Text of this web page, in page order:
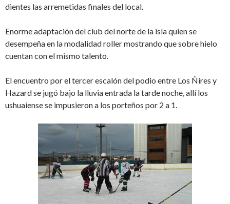
dientes las arremetidas finales del local.
Enorme adaptación del club del norte de la isla quien se
desempeña en la modalidad roller mostrando que sobre hielo
cuentan con el mismo talento.
El encuentro por el tercer escalón del podio entre Los Ñires y
Hazard se jugó bajo la lluvia entrada la tarde noche, allí los
ushuaiense se impusieron a los porteños por 2 a 1.